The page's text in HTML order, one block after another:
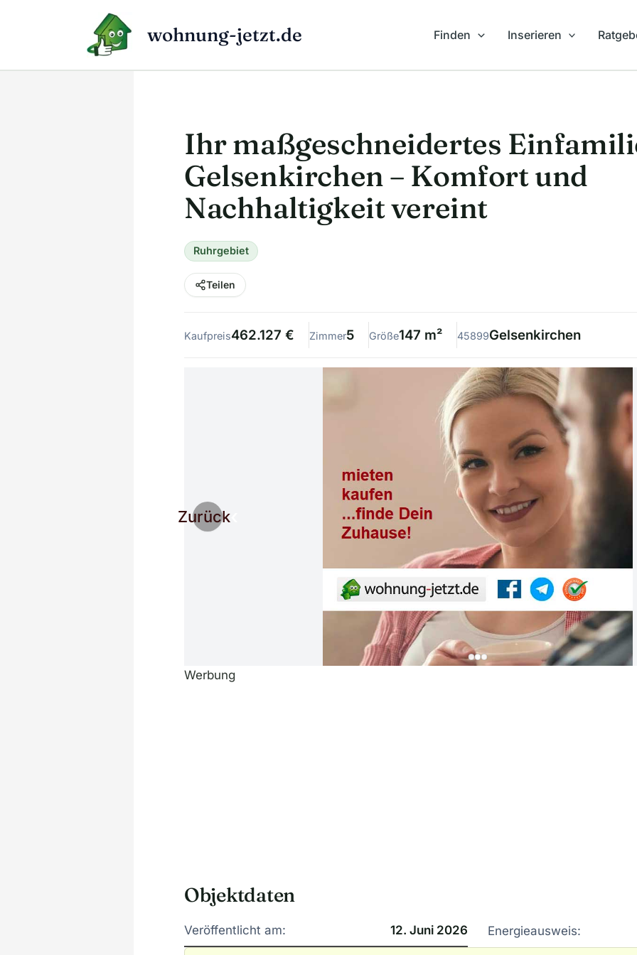
wohnung-jetzt.de Finden Inserieren
Ihr maßgeschneidertes
Gelsenkirchen – Komfort und
Nachhaltigkeit vereint
Ruhrgebiet
Teilen
Kaufpreis462.127 € Zimmer5 Größe147 m² 45899Gelsenkirchen
Zurück
Werbung
Objektdaten
Veröffentlicht am: 12. Juni 2026 Energieausweis: